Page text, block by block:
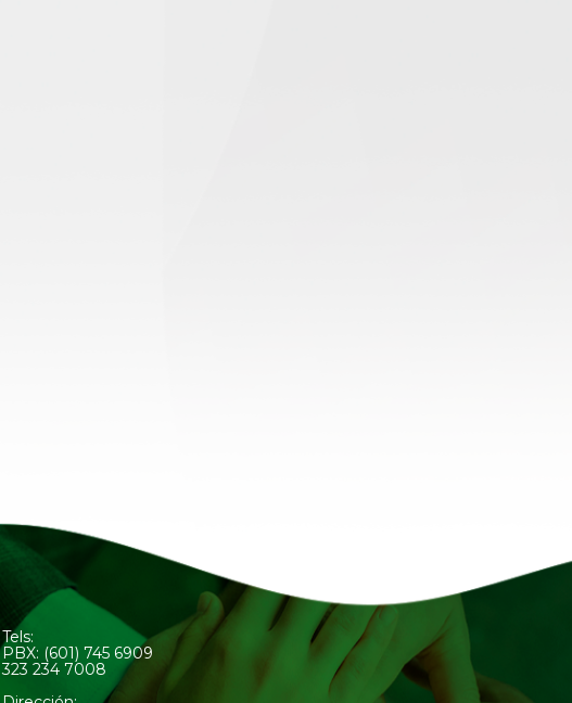
Tels:
PBX: (601) 745 6909
323 234 7008